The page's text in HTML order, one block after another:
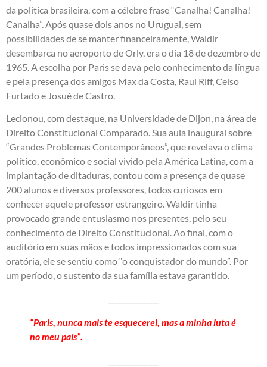
da política brasileira, com a célebre frase “Canalha! Canalha!
Canalha”. Após quase dois anos no Uruguai, sem
possibilidades de se manter financeiramente, Waldir
desembarca no aeroporto de Orly, era o dia 18 de dezembro de
1965. A escolha por Paris se dava pelo conhecimento da língua
e pela presença dos amigos Max da Costa, Raul Riff, Celso
Furtado e Josué de Castro.
Lecionou, com destaque, na Universidade de Dijon, na área de
Direito Constitucional Comparado. Sua aula inaugural sobre
“Grandes Problemas Contemporâneos”, que revelava o clima
político, econômico e social vivido pela América Latina, com a
implantação de ditaduras, contou com a presença de quase
200 alunos e diversos professores, todos curiosos em
conhecer aquele professor estrangeiro. Waldir tinha
provocado grande entusiasmo nos presentes, pelo seu
conhecimento de Direito Constitucional. Ao final, com o
auditório em suas mãos e todos impressionados com sua
oratória, ele se sentiu como “o conquistador do mundo”. Por
um período, o sustento da sua família estava garantido.
“Paris, nunca mais te esquecerei, mas a minha luta é
no meu país”.